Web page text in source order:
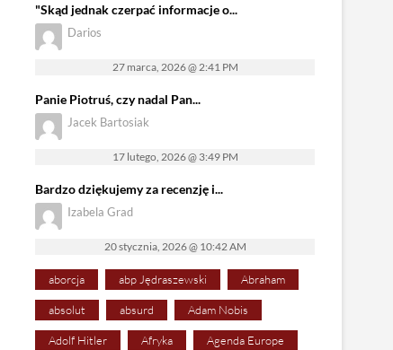
"Skąd jednak czerpać informacje o...
Darios
27 marca, 2026 @ 2:41 PM
Panie Piotruś, czy nadal Pan...
Jacek Bartosiak
17 lutego, 2026 @ 3:49 PM
Bardzo dziękujemy za recenzję i...
Izabela Grad
20 stycznia, 2026 @ 10:42 AM
aborcja abp Jędraszewski Abraham
absolut absurd Adam Nobis
Adolf Hitler Afryka Agenda Europe